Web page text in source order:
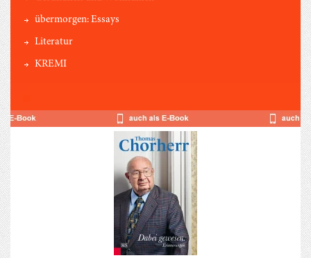
übermorgen: Essays
Literatur
KREMI